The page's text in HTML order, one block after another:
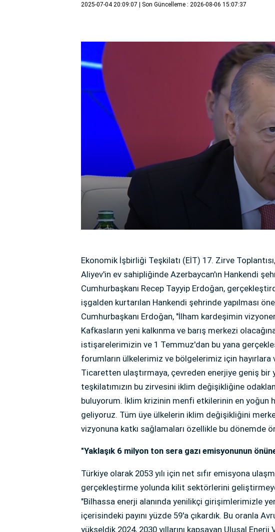
2025-07-04 20:09:07 | Son Güncelleme : 2026-08-06 15:07:37
Ekonomik İşbirliği Teşkilatı (EİT) 17. Zirve
Aliyev'in ev sahipliğinde Azerbaycan'ın Hankendi
Cumhurbaşkanı Recep Tayyip Erdoğan,
işgalden kurtarılan Hankendi şehrinde yapılması
Cumhurbaşkanı Erdoğan, "İlham kardeşimin
Kafkasların yeni kalkınma ve barış merkezi
istişarelerimizin ve 1 Temmuz'dan bu yana
forumların ülkelerimiz ve bölgelerimiz için hayırlara
Ticaretten ulaştırmaya, çevreden enerjiye geniş bir
teşkilatımızın bu zirvesini iklim değişikliğine
buluyorum. İklim krizinin menfi etkilerinin en yoğun
geliyoruz. Tüm üye ülkelerin iklim değişikliğini
vizyonuna katkı sağlamaları özellikle bu dönemde
"Yaklaşık 6 milyon ton sera gazı emisyonunun
Türkiye olarak 2053 yılı için net sıfır emisyona
gerçekleştirme yolunda kilit sektörlerini
"Bilhassa enerji alanında yenilikçi girişimlerimizle
içerisindeki payını yüzde 59'a çıkardık. Bu oranla
yükseldik.2024, 2030 yıllarını kapsayan Ulusal